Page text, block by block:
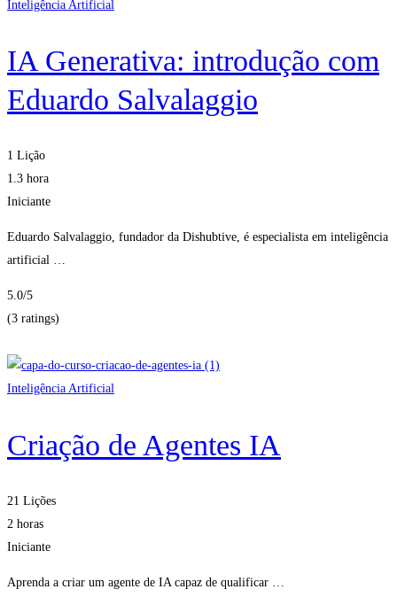
Inteligência Artificial
IA Generativa: introdução com
Eduardo Salvalaggio
1 Lição
1.3 hora
Iniciante
Eduardo Salvalaggio, fundador da Dishubtive, é especialista em inteligência
artificial …
5.0/5
(3 ratings)
Inteligência Artificial
Criação de Agentes IA
21 Lições
2 horas
Iniciante
Aprenda a criar um agente de IA capaz de qualificar …